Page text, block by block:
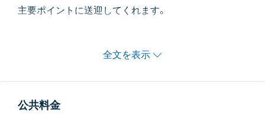
主要ポイントに送迎してくれます。
日本のテレビが9チャンネル視聴可能。（リビング、ベ
まで無料で洗濯・アイロンも行ってくれます。
全文を表示
公共料金